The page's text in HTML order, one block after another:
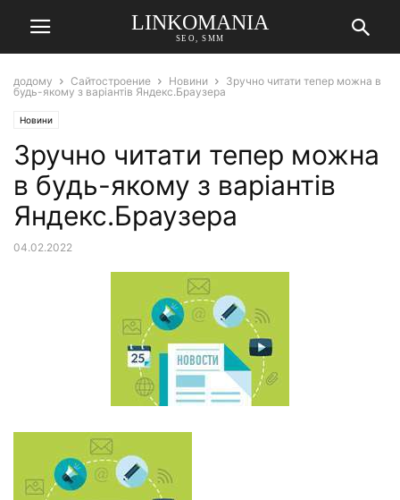
LINKOMANIA
SEO, SMM
додому Сайтостроение Новини
Зручно читати тепер можна в
будь-якому з варіантів Яндекс.Браузера
Новини
Зручно читати тепер можна
в будь-якому з варіантів
Яндекс.Браузера
04.02.2022